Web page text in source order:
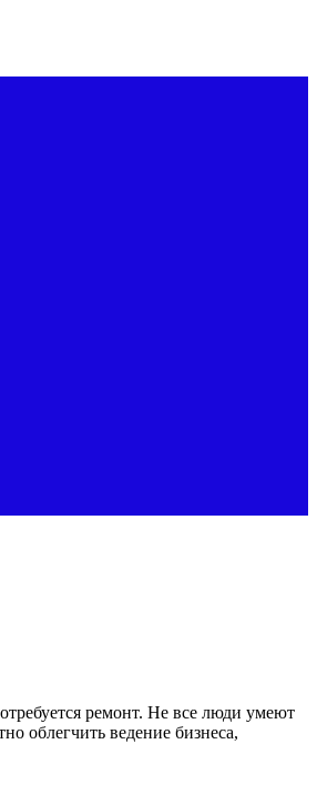
ремонт. Не все люди умеют
облегчить ведение бизнеса,